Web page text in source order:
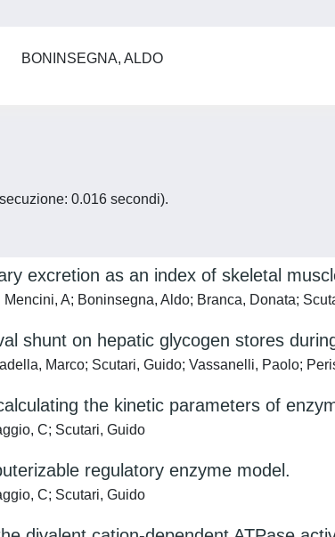
BONINSEGNA, ALDO
0.016 secondi).
excretion as an index of skeletal
A; Boninsegna, Aldo; Branca, Donata;
shunt on hepatic glycogen stores
Marco; Scutari, Guido; Vassanelli, Paolo;
the kinetic parameters of
C; Scutari, Guido
regulatory enzyme model.
C; Scutari, Guido